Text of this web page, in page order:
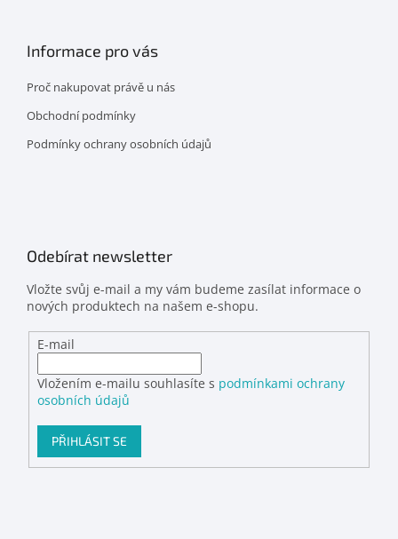
Informace pro vás
Proč nakupovat právě u nás
Obchodní podmínky
Podmínky ochrany osobních údajů
Odebírat newsletter
Vložte svůj e-mail a my vám budeme zasílat informace o
nových produktech na našem e-shopu.
E-mail
Vložením e-mailu souhlasíte s podmínkami ochrany
osobních údajů
PŘIHLÁSIT SE